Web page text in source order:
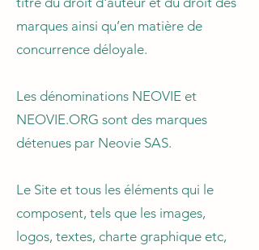
marques ainsi qu’en matière de
concurrence déloyale.
Les dénominations NEOVIE et
NEOVIE.ORG sont des marques
détenues par Neovie SAS.
Le Site et tous les éléments qui le
composent, tels que les images,
logos, textes, charte graphique etc,